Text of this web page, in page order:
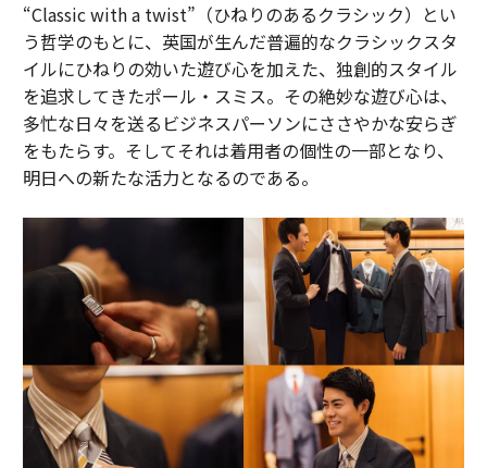
“Classic with a twist”（ひねりのあるクラシック）とい
う哲学のもとに、英国が生んだ普遍的なクラシックスタ
イルにひねりの効いた遊び心を加えた、独創的スタイル
を追求してきたポール・スミス。その絶妙な遊び心は、
多忙な日々を送るビジネスパーソンにささやかな安らぎ
をもたらす。そしてそれは着用者の個性の一部となり、
明日への新たな活力となるのである。